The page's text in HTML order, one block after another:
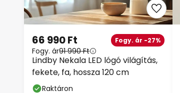
Lindby Nekala LED lógó világítás,
fekete, fa, hossza 120 cm
66 990 Ft Fogy. ár -27%
Fogy. ár91 990 Ft
Raktáron